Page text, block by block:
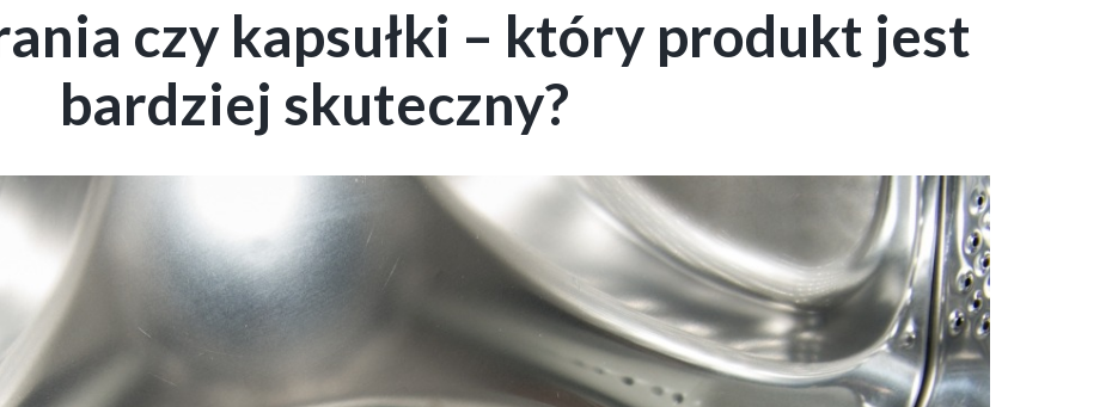
czy kapsułki – który produkt jest
bardziej skuteczny?